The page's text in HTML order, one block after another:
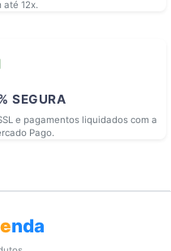
até 12x.
SEGURA
e pagamentos liquidados com a
Pago.
enda